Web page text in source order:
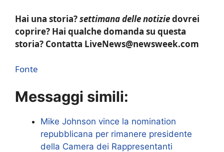
Hai una storia?settimana delle notiziedovrei
coprire? Hai qualche domanda su questa
storia? Contatta LiveNews@newsweek.com
Fonte
Messaggi simili:
Mike Johnson vince la nomination
repubblicana per rimanere presidente
della Camera dei Rappresentanti